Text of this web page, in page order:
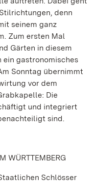
denn
seinem ganz
Zum ersten Mal
Gärten in diesem
ein gastronomisches
Sonntag übernimmt
vor dem
Die
und integriert
sind.
WÜRTTEMBERG
Schlösser